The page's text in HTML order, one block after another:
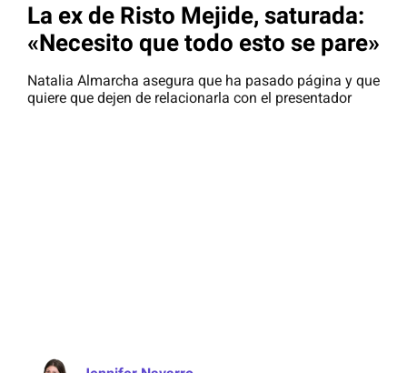
La ex de Risto Mejide, saturada:
«Necesito que todo esto se pare»
Natalia Almarcha asegura que ha pasado página y que
quiere que dejen de relacionarla con el presentador